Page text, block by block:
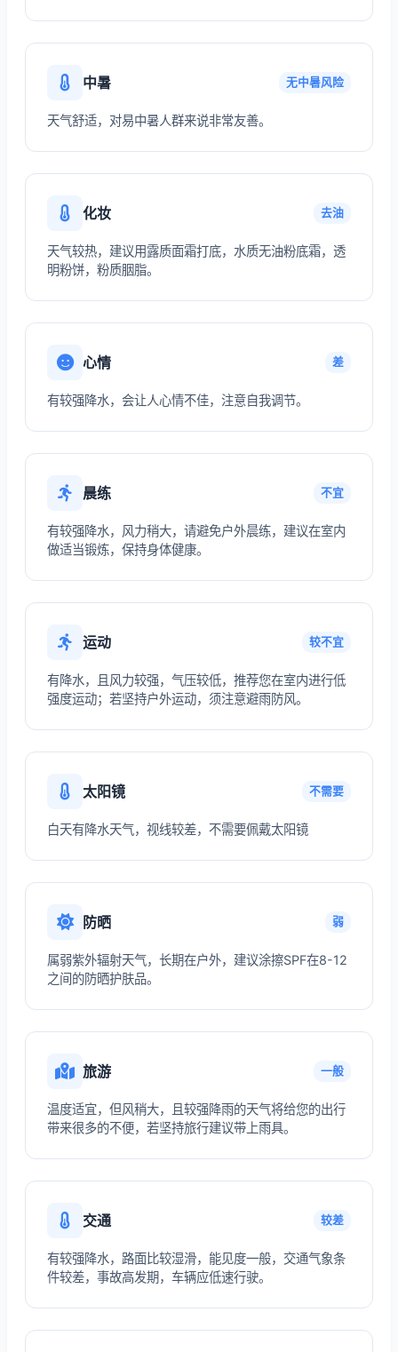
中暑 无中暑风险
天气舒适，对易中暑人群来说非常友善。
化妆 去油
天气较热，建议用露质面霜打底，水质无油粉底霜，透
明粉饼，粉质胭脂。
心情 差
有较强降水，会让人心情不佳，注意自我调节。
晨练 不宜
有较强降水，风力稍大，请避免户外晨练，建议在室内
做适当锻炼，保持身体健康。
运动 较不宜
有降水，且风力较强，气压较低，推荐您在室内进行低
强度运动；若坚持户外运动，须注意避雨防风。
太阳镜 不需要
白天有降水天气，视线较差，不需要佩戴太阳镜
防晒 弱
属弱紫外辐射天气，长期在户外，建议涂擦SPF在8-12
之间的防晒护肤品。
旅游 一般
温度适宜，但风稍大，且较强降雨的天气将给您的出行
带来很多的不便，若坚持旅行建议带上雨具。
交通 较差
有较强降水，路面比较湿滑，能见度一般，交通气象条
件较差，事故高发期，车辆应低速行驶。